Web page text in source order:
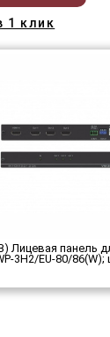
1 клик
Лицевая панель
3H2/EU-80/86(W);